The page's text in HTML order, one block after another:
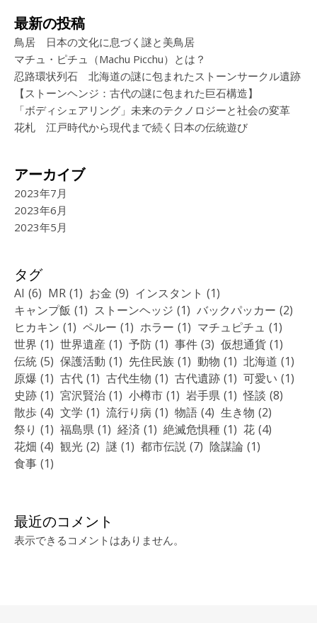
最新の投稿
鳥居 日本の文化に息づく謎と美鳥居
マチュ・ピチュ（Machu Picchu）とは？
忍路環状列石 北海道の謎に包まれたストーンサークル遺跡
【ストーンヘンジ：古代の謎に包まれた巨石構造】
「ボディシェアリング」未来のテクノロジーと社会の変革
花札 江戸時代から現代まで続く日本の伝統遊び
アーカイブ
2023年7月
2023年6月
2023年5月
タグ
AI (6) MR (1) お金 (9) インスタント (1)
キャンプ飯 (1) ストーンヘッジ (1) バックパッカー (2)
ヒカキン (1) ペルー (1) ホラー (1) マチュピチュ (1)
世界 (1) 世界遺産 (1) 予防 (1) 事件 (3) 仮想通貨 (1)
伝統 (5) 保護活動 (1) 先住民族 (1) 動物 (1) 北海道 (1)
原爆 (1) 古代 (1) 古代生物 (1) 古代遺跡 (1) 可愛い (1)
史跡 (1) 宮沢賢治 (1) 小樽市 (1) 岩手県 (1) 怪談 (8)
散歩 (4) 文学 (1) 流行り病 (1) 物語 (4) 生き物 (2)
祭り (1) 福島県 (1) 経済 (1) 絶滅危惧種 (1) 花 (4)
花畑 (4) 観光 (2) 謎 (1) 都市伝説 (7) 陰謀論 (1)
食事 (1)
最近のコメント
表示できるコメントはありません。